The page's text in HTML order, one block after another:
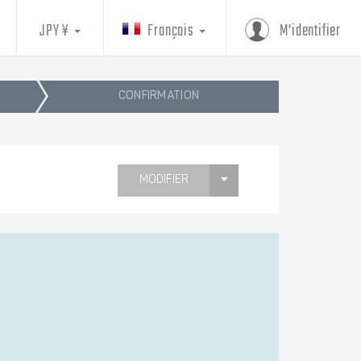
M'identifier
Français
JPY ¥
CONFIRMATION
MODIFIER